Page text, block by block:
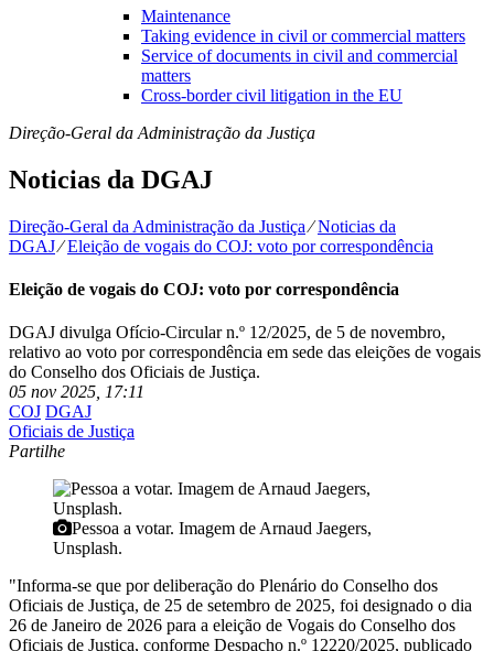
Maintenance
Taking evidence in civil or commercial matters
Service of documents in civil and commercial
matters​​
Cross-border civil litigation in the EU
Direção-Geral da Administração da Justiça
Noticias da DGAJ
Direção-Geral da Administração da Justiça⁄Noticias da
DGAJ⁄Eleição de vogais do COJ: voto por correspondência
Eleição de vogais do COJ: voto por correspondência
DGAJ divulga Ofício-Circular n.º 12/2025, de 5 de novembro,
relativo ao voto por correspondência em sede das eleições de vogais
do Conselho dos Oficiais de Justiça.
05 nov 2025, 17:11
COJ DGAJ
Oficiais de Justiça
Partilhe
Pessoa a votar. Imagem de Arnaud Jaegers,
Unsplash.
"Informa-se que por deliberação do Plenário do Conselho dos
Oficiais de Justiça, de 25 de setembro de 2025, foi designado o dia
26 de Janeiro de 2026 para a eleição de Vogais do Conselho dos
Oficiais de Justiça, conforme Despacho n.º 12220/2025, publicado